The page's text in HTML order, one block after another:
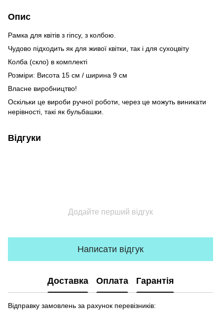
Опис
Рамка для квітів з гіпсу, з колбою.
Чудово підходить як для живої квітки, так і для сухоцвіту
Колба (скло) в комплекті
Розміри: Висота 15 см / ширина 9 см
Власне виробництво!
Оскільки це вироби ручної роботи, через це можуть виникати
нерівності, такі як бульбашки.
Відгуки
Додайте перший відгук
Написати відгук
Доставка Оплата Гарантія
Відправку замовлень за рахунок перевізників: